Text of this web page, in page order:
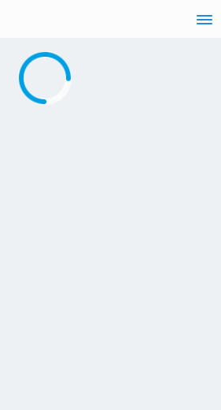
Caricamento in corso...